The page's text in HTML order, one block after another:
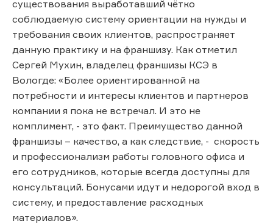
существования выработавший чётко
соблюдаемую систему ориентации на нужды и
требования своих клиентов, распространяет
данную практику и на франшизу. Как отметил
Сергей Мухин, владелец франшизы КСЭ в
Вологде: «Более ориентированной на
потребности и интересы клиентов и партнеров
компании я пока не встречал. И это не
комплимент, - это факт. Преимущество данной
франшизы – качество, а как следствие, - скорость
и профессионализм работы головного офиса и
его сотрудников, которые всегда доступны для
консультаций. Бонусами идут и недорогой вход в
систему, и предоставление расходных
материалов».